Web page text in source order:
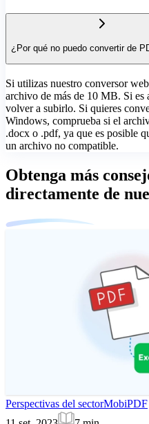
¿Por qué no puedo convertir de
Si utilizas nuestro conversor
archivo de más de 10 MB. Si es
volver a subirlo. Si quieres
Windows, comprueba si el
.docx o .pdf, ya que es posible
un archivo no compatible.
Obtenga más
directamente de
Perspectivas del sectorMobiPDF